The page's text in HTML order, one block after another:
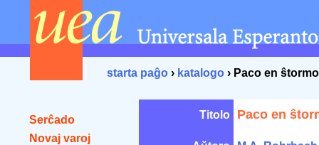
starta paĝo › katalogo › Paco en ŝtormo
Serĉado
Novaj varoj
Titolo Paco en